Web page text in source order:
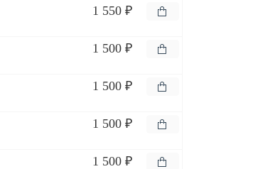
1 550 ₽
1 500 ₽
1 500 ₽
1 500 ₽
1 500 ₽